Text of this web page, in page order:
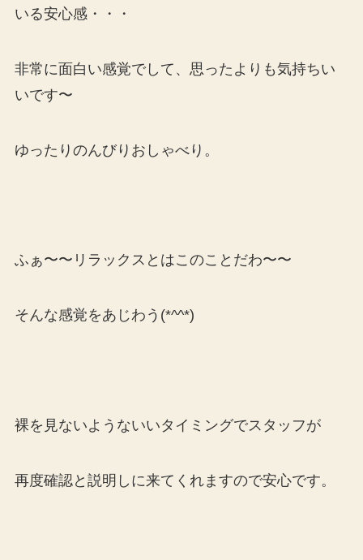
いる安心感・・・
非常に面白い感覚でして、思ったよりも気持ちい
いです〜
ゆったりのんびりおしゃべり。
ふぁ〜〜リラックスとはこのことだわ〜〜
そんな感覚をあじわう(*^^*)
裸を見ないようないいタイミングでスタッフが
再度確認と説明しに来てくれますので安心です。